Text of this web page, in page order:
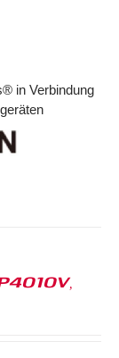
in Verbindung